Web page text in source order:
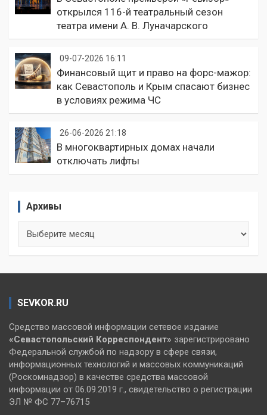
открылся 116-й театральный сезон
театра имени А. В. Луначарского
09-07-2026 16:11
Финансовый щит и право на форс-мажор:
как Севастополь и Крым спасают бизнес
в условиях режима ЧС
26-06-2026 21:18
В многоквартирных домах начали
отключать лифты
Архивы
SEVKOR.RU
Средство массовой информации сетевое издание
«Севастопольский Корреспондент» зарегистрировано
Федеральной службой по надзору в сфере связи,
информационных технологий и массовых коммуникаций
(Роскомнадзор) в качестве средства массовой
информации от 06.09.2019 г., свидетельство о регистрации
ЭЛ № ФС 77–76715